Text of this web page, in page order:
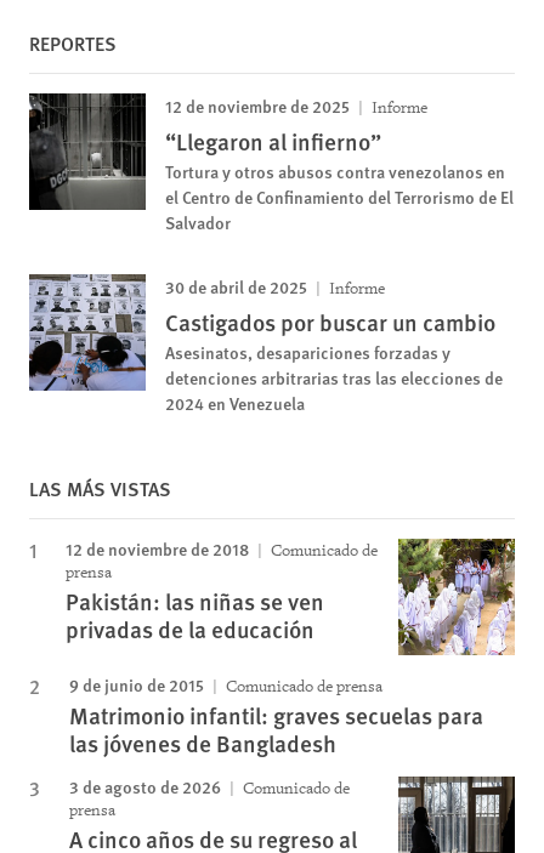
REPORTES
12 de noviembre de 2025 Informe
“Llegaron al infierno”
Tortura y otros abusos contra venezolanos en
el Centro de Confinamiento del Terrorismo de El
Salvador
30 de abril de 2025 Informe
Castigados por buscar un cambio
Asesinatos, desapariciones forzadas y
detenciones arbitrarias tras las elecciones de
2024 en Venezuela
LAS MÁS VISTAS
12 de noviembre de 2018
Comunicado de
prensa
Pakistán: las niñas se ven
privadas de la educación
9 de junio de 2015 Comunicado de prensa
Matrimonio infantil: graves secuelas para
las jóvenes de Bangladesh
3 de agosto de 2026
Comunicado de
prensa
A cinco años de su regreso al